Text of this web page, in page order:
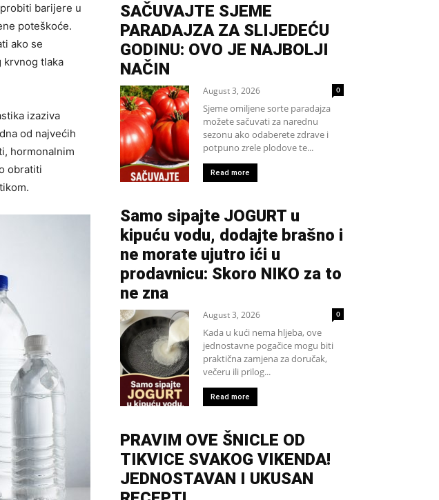
barijere u
poteškoće.
ako se
krvnog tlaka
izaziva
od najvećih
hormonalnim
obratiti
SAČUVAJTE SJEME
PARADAJZA ZA SLIJEDEĆU
GODINU: OVO JE NAJBOLJI
NAČIN
August 3, 2026 0
Sjeme omiljene sorte paradajza
možete sačuvati za narednu
sezonu ako odaberete zdrave i
potpuno zrele plodove te...
Read more
Samo sipajte JOGURT u
kipuću vodu, dodajte brašno i
ne morate ujutro ići u
prodavnicu: Skoro NIKO za to
ne zna
August 3, 2026 0
Kada u kući nema hljeba, ove
jednostavne pogačice mogu biti
praktična zamjena za doručak,
večeru ili prilog...
Read more
PRAVIM OVE ŠNICLE OD
TIKVICE SVAKOG VIKENDA!
JEDNOSTAVAN I UKUSAN